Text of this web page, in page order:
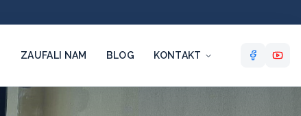
ZAUFALI NAM BLOG KONTAKT